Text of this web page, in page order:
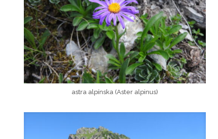
astra alpínska (Aster alpinus)